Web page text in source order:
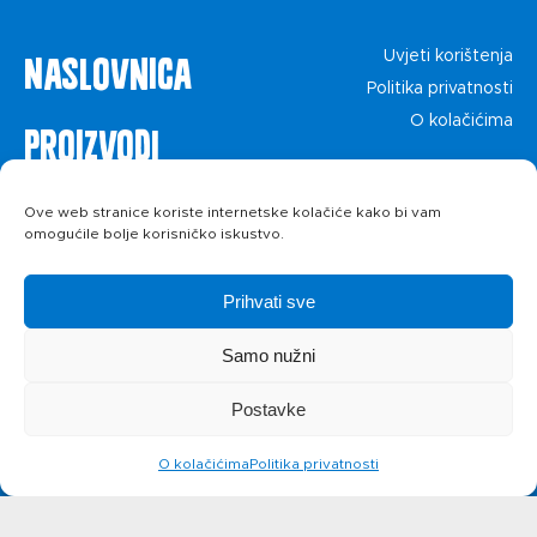
Ove web stranice koriste internetske kolačiće kako bi vam
omogućile bolje korisničko iskustvo.
Prihvati sve
Samo nužni
Postavke
O kolačićimaPolitika privatnosti
Naslovnica
Proizvodi
Recepti
Priča o ABC
Uvjeti korištenja
Politika privatnosti
O kolačićima